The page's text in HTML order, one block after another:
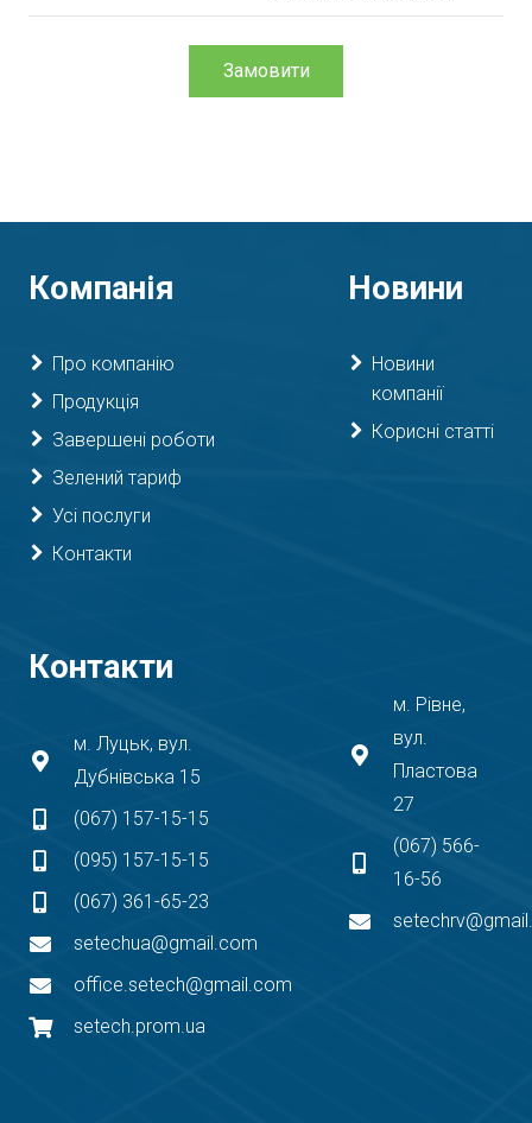
Замовити
Компанія
Про компанію
Продукція
Завершені роботи
Зелений тариф
Усі послуги
Контакти
Новини
Новини
компанії
Корисні статті
Контакти
м. Луцьк, вул.
Дубнівська 15
(067) 157-15-15
(095) 157-15-15
(067) 361-65-23
setechua@gmail.com
office.setech@gmail.com
setech.prom.ua
м. Рівне,
вул.
Пластова
27
(067) 566-
16-56